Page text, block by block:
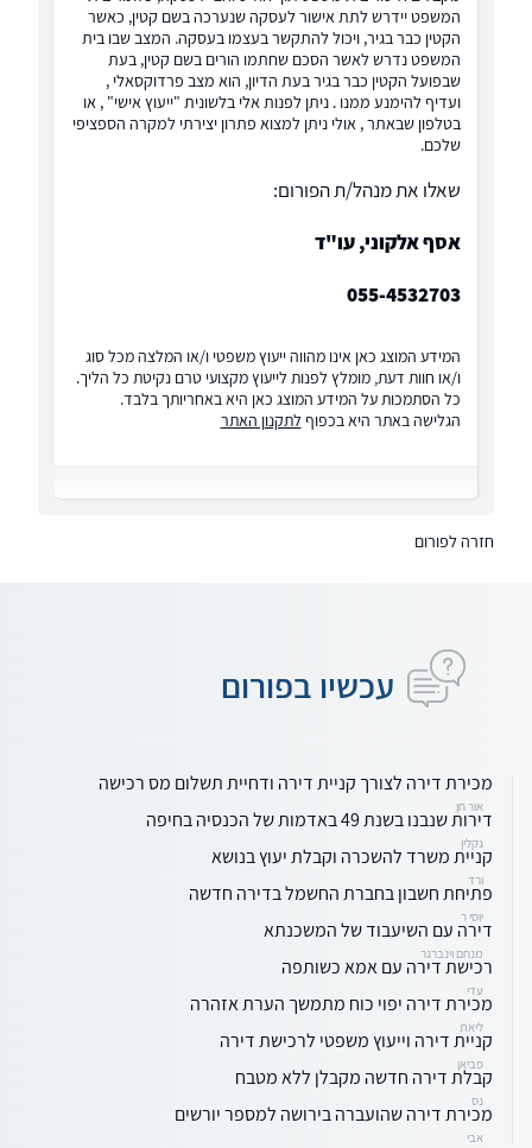
המשפט יידרש לתת אישור לעסקה שנערכה בשם קטין, כאשר
הקטין כבר בגיר, ויכול להתקשר בעצמו בעסקה. המצב שבו בית
המשפט נדרש לאשר הסכם שחתמו הורים בשם קטין, בעת
שבפועל הקטין כבר בגיר בעת הדיון, הוא מצב פרדוקסאלי ,
ועדיף להימנע ממנו . ניתן לפנות אלי בלשונית "ייעוץ אישי" , או
בטלפון שבאתר , אולי ניתן למצוא פתרון יצירתי למקרה הספציפי
שלכם.
שאלו את מנהל/ת הפורום:
אסף אלקוני, עו"ד
055-4532703
המידע המוצג כאן אינו מהווה ייעוץ משפטי ו/או המלצה מכל סוג
ו/או חוות דעת, מומלץ לפנות לייעוץ מקצועי טרם נקיטת כל הליך.
כל הסתמכות על המידע המוצג כאן היא באחריותך בלבד.
הגלישה באתר היא בכפוף לתקנון האתר
חזרה לפורום
עכשיו בפורום
מכירת דירה לצורך קניית דירה ודחיית תשלום מס רכישה
אור חן
דירות שנבנו בשנת 49 באדמות של הכנסיה בחיפה
גקלין
קניית משרד להשכרה וקבלת יעוץ בנושא
ורד
פתיחת חשבון בחברת החשמל בדירה חדשה
יוסי ר
דירה עם השיעבוד של המשכנתא
מנחם וינברגר
רכישת דירה עם אמא כשותפה
עדי
מכירת דירה יפוי כוח מתמשך הערת אזהרה
ליאת
קניית דירה וייעוץ משפטי לרכישת דירה
פביאן
קבלת דירה חדשה מקבלן ללא מטבח
נס
מכירת דירה שהועברה בירושה למספר יורשים
אבי